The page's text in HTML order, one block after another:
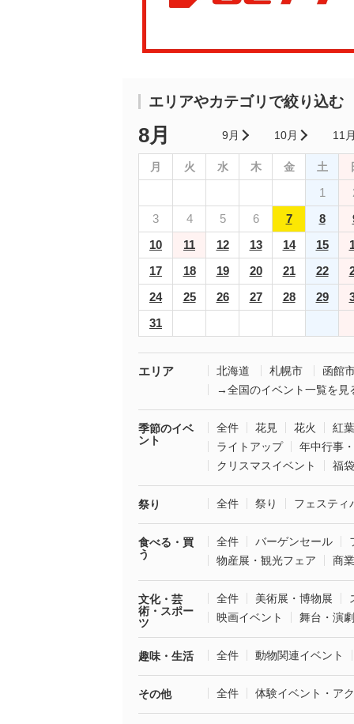
エリアやカテゴリで絞り込む
8月 9月 10月 11
月 火 水 木 金 土
1
3
4 5 6 7 8
10
11 12 13 14 15
17
18 19 20 21 22
24
25 26 27 28 29
31
エリア 北海道 札幌市
函館
→全国のイベント一覧を見
季節のイベ
ント
全件 花見 花火
紅葉
ライトアップ
年中行事
クリスマスイベント
福
祭り 全件 祭り フェスティ
食べる・買
う
全件 バーゲンセール
物産展・観光フェア
商
文化・芸
術・スポー
ツ
全件 美術展・博物展
映画イベント
舞台・演劇
趣味・生活 全件 動物関連イベント
その他 全件 体験イベント・ア